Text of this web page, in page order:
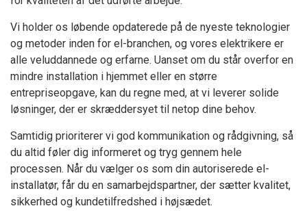
Vi holder os løbende opdaterede på de nyeste teknologier
og metoder inden for el-branchen, og vores elektrikere er
alle veluddannede og erfarne. Uanset om du står overfor en
mindre installation i hjemmet eller en større
entrepriseopgave, kan du regne med, at vi leverer solide
løsninger, der er skræddersyet til netop dine behov.
Samtidig prioriterer vi god kommunikation og rådgivning, så
du altid føler dig informeret og tryg gennem hele
processen. Når du vælger os som din autoriserede el-
installatør, får du en samarbejdspartner, der sætter kvalitet,
sikkerhed og kundetilfredshed i højsædet.